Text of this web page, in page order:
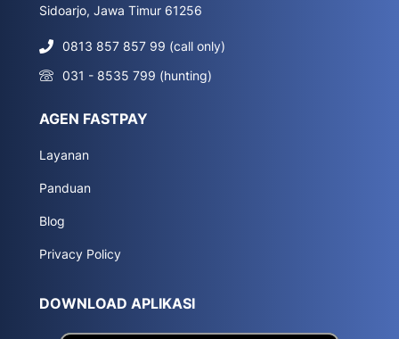
Sidoarjo, Jawa Timur 61256
0813 857 857 99 (call only)
031 - 8535 799 (hunting)
AGEN FASTPAY
Layanan
Panduan
Blog
Privacy Policy
DOWNLOAD APLIKASI